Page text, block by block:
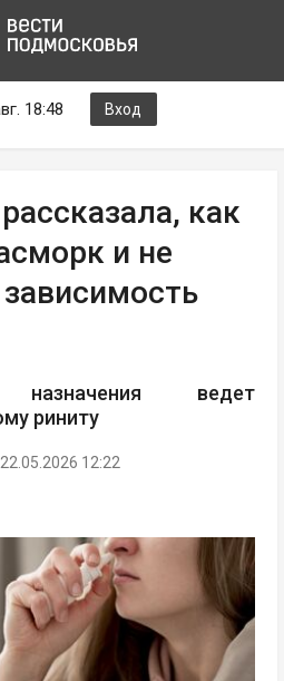
18:48 Вход
как
и не
ведет
риниту
22.05.2026 12:22